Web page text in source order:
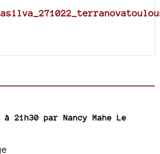
21h30 par Nancy Mahe Le